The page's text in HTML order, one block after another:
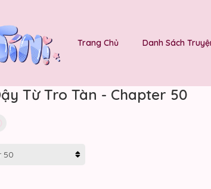
Trang Chủ Danh Sách
Từ Tro Tàn - Chapter 50